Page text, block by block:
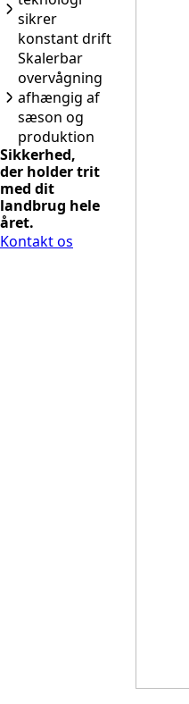
sikrer
konstant drift
Skalerbar
overvågning
afhængig af
sæson og
produktion
Sikkerhed,
der holder trit
med dit
landbrug hele
året.
Kontakt os